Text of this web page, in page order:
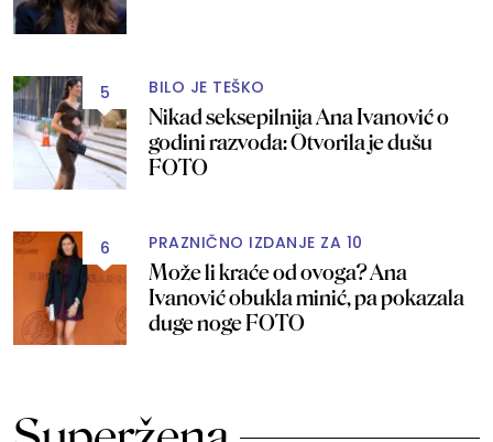
5 BILO JE TEŠKO
Nikad seksepilnija Ana Ivanović o
godini razvoda: Otvorila je dušu
FOTO
6 PRAZNIČNO IZDANJE ZA 10
Može li kraće od ovoga? Ana
Ivanović obukla minić, pa pokazala
duge noge FOTO